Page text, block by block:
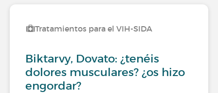
Tratamientos para el VIH-SIDA
Biktarvy, Dovato: ¿tenéis
dolores musculares? ¿os hizo
engordar?